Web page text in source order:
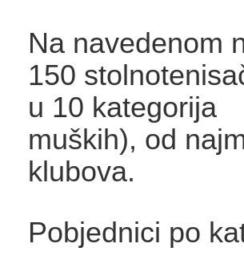
Na navedenom
150
u 10
muških), od
klubova.
Pobjednici po